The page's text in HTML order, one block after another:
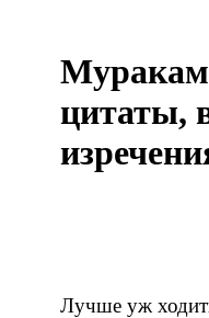
цитаты,
Лучше уж